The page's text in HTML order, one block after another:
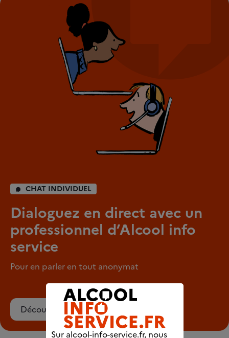
CHAT INDIVIDUEL
Dialoguez en direct avec un
professionnel d’Alcool info
service
Pour en parler en tout anonymat
Découvrez le chat
Sur alcool-info-service.fr, nous